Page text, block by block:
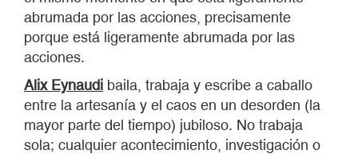
abrumada por las acciones, precisamente
porque está ligeramente abrumada por las
acciones.
Alix Eynaudi baila, trabaja y escribe a caballo
entre la artesanía y el caos en un desorden (la
mayor parte del tiempo) jubiloso. No trabaja
sola; cualquier acontecimiento, investigación o